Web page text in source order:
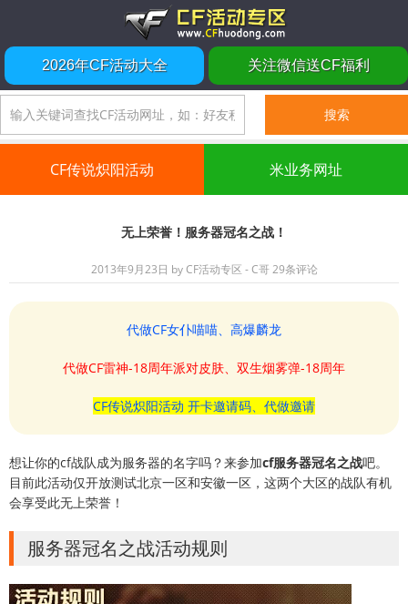
2026年CF活动大全 关注微信送CF福利
CF传说炽阳活动 米业务网址
无上荣誉！服务器冠名之战！
2013年9月23日 byCF活动专区 - C哥 29条评论
代做CF女仆喵喵、高爆麟龙
代做CF雷神-18周年派对皮肤、双生烟雾弹-18周年
CF传说炽阳活动 开卡邀请码、代做邀请
想让你的cf战队成为服务器的名字吗？来参加cf服务器冠名之战吧。
目前此活动仅开放测试北京一区和安徽一区，这两个大区的战队有机
会享受此无上荣誉！
服务器冠名之战活动规则